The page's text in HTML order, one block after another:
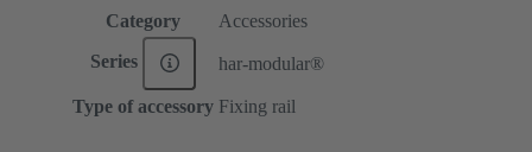
Category Accessories
Series har-modular®
Type of accessory Fixing rail